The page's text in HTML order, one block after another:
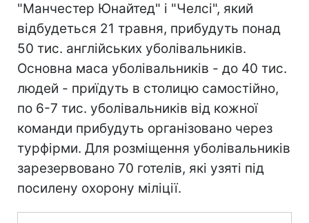
"Манчестер Юнайтед" і "Челсі", який
відбудеться 21 травня, прибудуть понад
50 тис. англійських уболівальників.
Основна маса уболівальників - до 40 тис.
людей - приїдуть в столицю самостійно,
по 6-7 тис. уболівальників від кожної
команди прибудуть організовано через
турфірми. Для розміщення уболівальників
зарезервовано 70 готелів, які узяті під
посилену охорону міліції.